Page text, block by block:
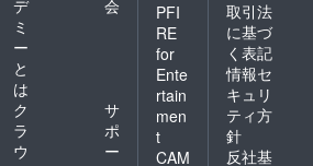
デ
ミ
ー
と
は
会
ク
ラ
ウ
サ
ポ
ー
PFI
RE
for
Ente
rtain
men
t
CAM
取引法
に基づ
く表記
情報セ
キュリ
ティ方
針
反社基